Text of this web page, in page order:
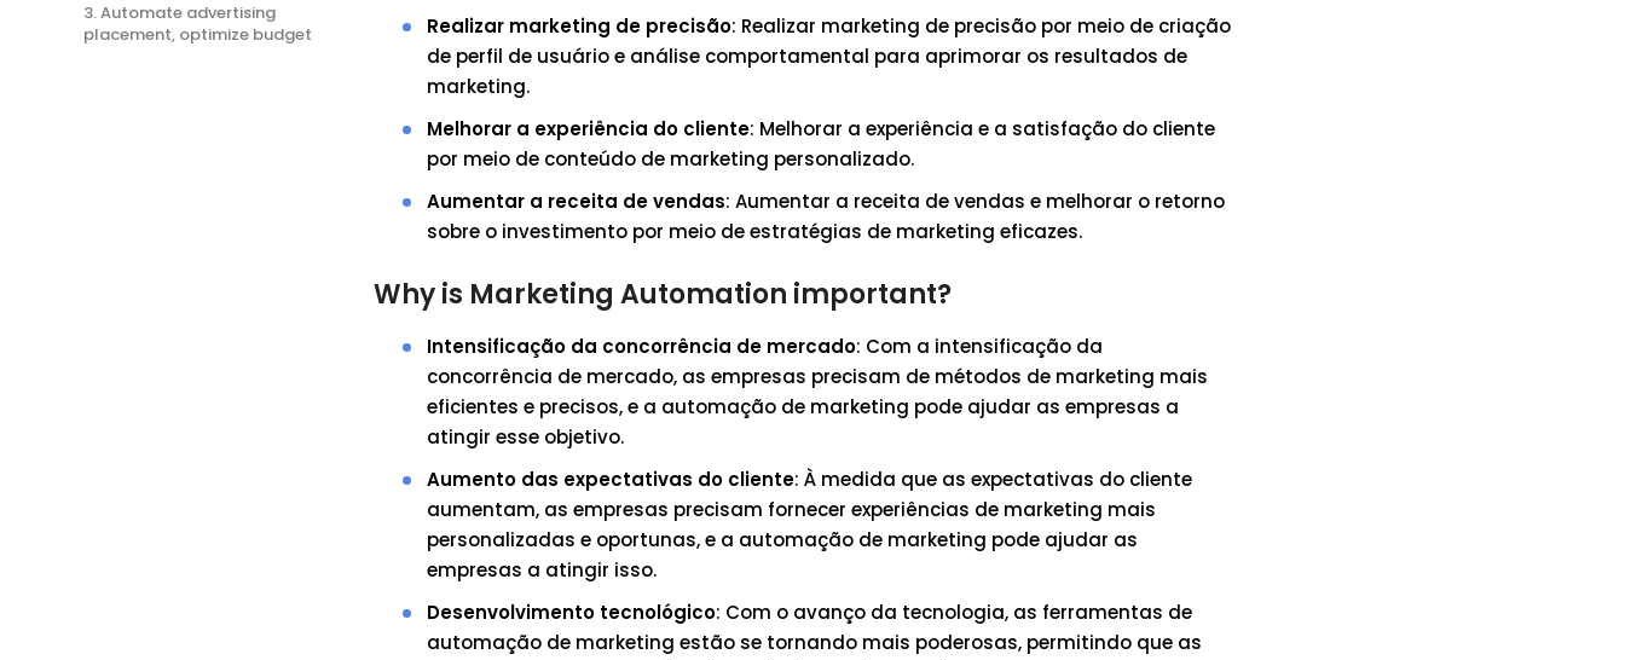
3. Automate advertising
placement, optimize budget
Realizar marketing de precisão: Realizar marketing de precisão por meio de criação
de perfil de usuário e análise comportamental para aprimorar os resultados de
marketing.
Melhorar a experiência do cliente: Melhorar a experiência e a satisfação do cliente
por meio de conteúdo de marketing personalizado.
Aumentar a receita de vendas: Aumentar a receita de vendas e melhorar o retorno
sobre o investimento por meio de estratégias de marketing eficazes.
Why is Marketing Automation important?
Intensificação da concorrência de mercado: Com a intensificação da
concorrência de mercado, as empresas precisam de métodos de marketing mais
eficientes e precisos, e a automação de marketing pode ajudar as empresas a
atingir esse objetivo.
Aumento das expectativas do cliente: À medida que as expectativas do cliente
aumentam, as empresas precisam fornecer experiências de marketing mais
personalizadas e oportunas, e a automação de marketing pode ajudar as
empresas a atingir isso.
Desenvolvimento tecnológico: Com o avanço da tecnologia, as ferramentas de
automação de marketing estão se tornando mais poderosas, permitindo que as